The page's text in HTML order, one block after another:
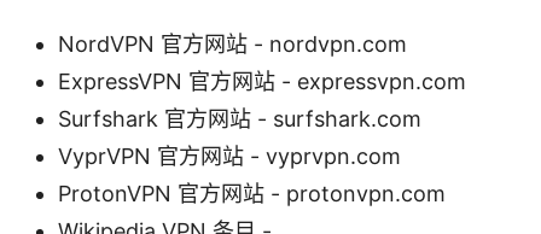
NordVPN 官方网站 - nordvpn.com
ExpressVPN 官方网站 - expressvpn.com
Surfshark 官方网站 - surfshark.com
VyprVPN 官方网站 - vyprvpn.com
ProtonVPN 官方网站 - protonvpn.com